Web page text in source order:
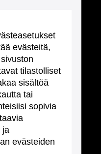
evästeitä,
tilastolliset
sisältöä
tai
sopivia
ja
evästeiden